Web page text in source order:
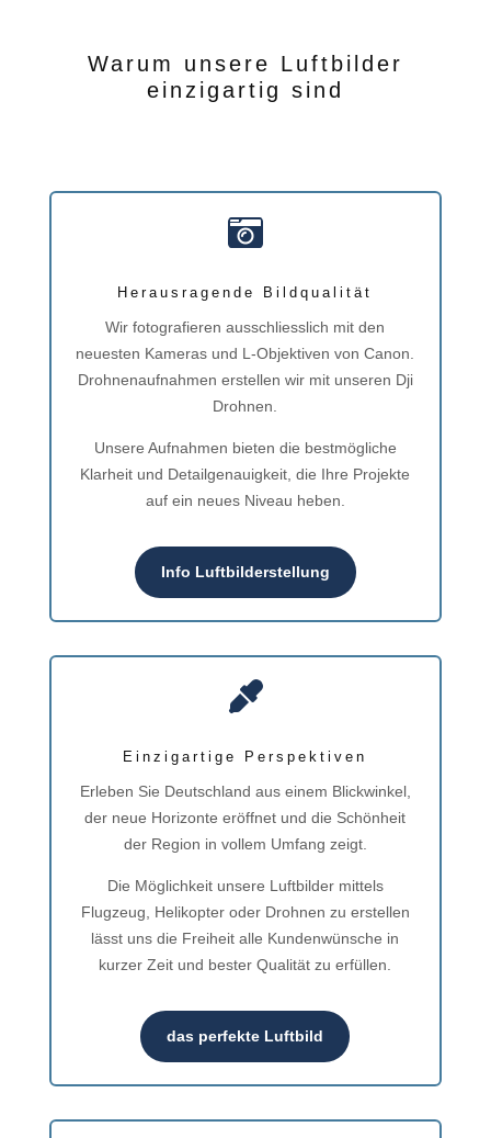
Warum unsere Luftbilder
einzigartig sind

Herausragende Bildqualität
Wir fotografieren ausschliesslich mit den
neuesten Kameras und L-Objektiven von Canon.
Drohnenaufnahmen erstellen wir mit unseren Dji
Drohnen.
Unsere Aufnahmen bieten die bestmögliche
Klarheit und Detailgenauigkeit, die Ihre Projekte
auf ein neues Niveau heben.
Info Luftbilderstellung

Einzigartige Perspektiven
Erleben Sie Deutschland aus einem Blickwinkel,
der neue Horizonte eröffnet und die Schönheit
der Region in vollem Umfang zeigt.
Die Möglichkeit unsere Luftbilder mittels
Flugzeug, Helikopter oder Drohnen zu erstellen
lässt uns die Freiheit alle Kundenwünsche in
kurzer Zeit und bester Qualität zu erfüllen.
das perfekte Luftbild